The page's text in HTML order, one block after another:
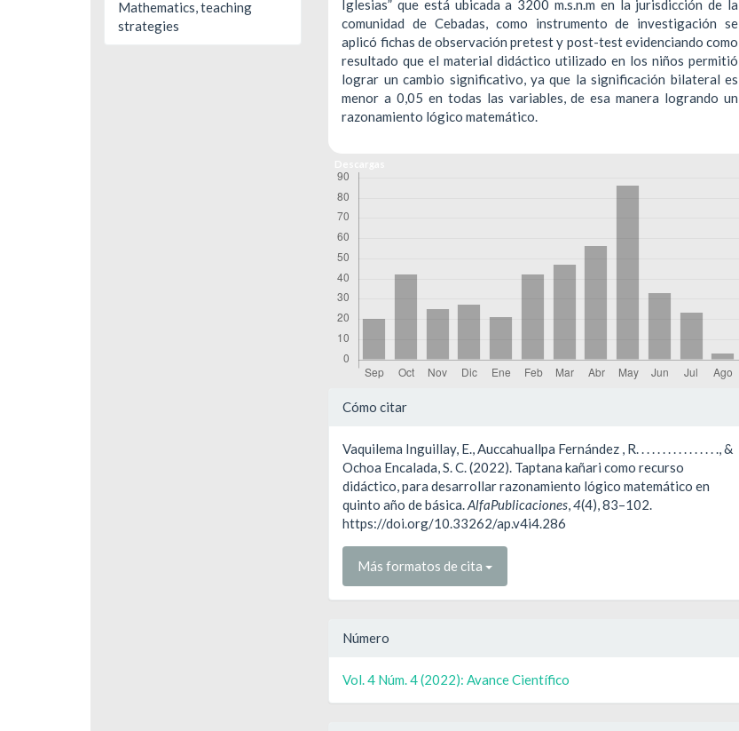
Mathematics, teaching
strategies
Iglesias” que está ubicada a 3200 m.s.n.m en la jurisdicción de la
comunidad de Cebadas, como instrumento de investigación se
aplicó fichas de observación pretest y post-test evidenciando como
resultado que el material didáctico utilizado en los niños permitió
lograr un cambio significativo, ya que la significación bilateral es
menor a 0,05 en todas las variables, de esa manera logrando un
razonamiento lógico matemático.
Detalles
artículo
Cómo citar
Vaquilema Inguillay, E., Auccahuallpa Fernández , R. . . . . . . . . . . . . . . ., &
Ochoa Encalada, S. C. (2022). Taptana kañari como recurso
didáctico, para desarrollar razonamiento lógico matemático en
quinto año de básica.AlfaPublicaciones,4(4), 83–102.
https://doi.org/10.33262/ap.v4i4.286
Más formatos de cita
Número
Vol. 4 Núm. 4 (2022): Avance Científico